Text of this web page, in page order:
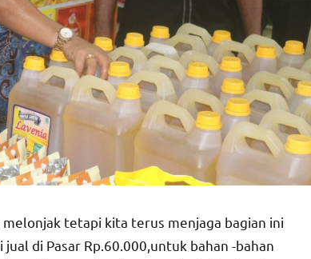
tetapi kita terus menjaga bagian ini
di Pasar Rp.60.000,untuk bahan -bahan